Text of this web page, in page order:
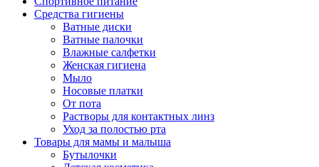
Средства гигиены
Ватные диски
Ватные палочки
Влажные салфетки
Женская гигиена
Мыло
Носовые платки
От пота
Растворы для контактных линз
Уход за полостью рта
Товары для мамы и малыша
Бутылочки